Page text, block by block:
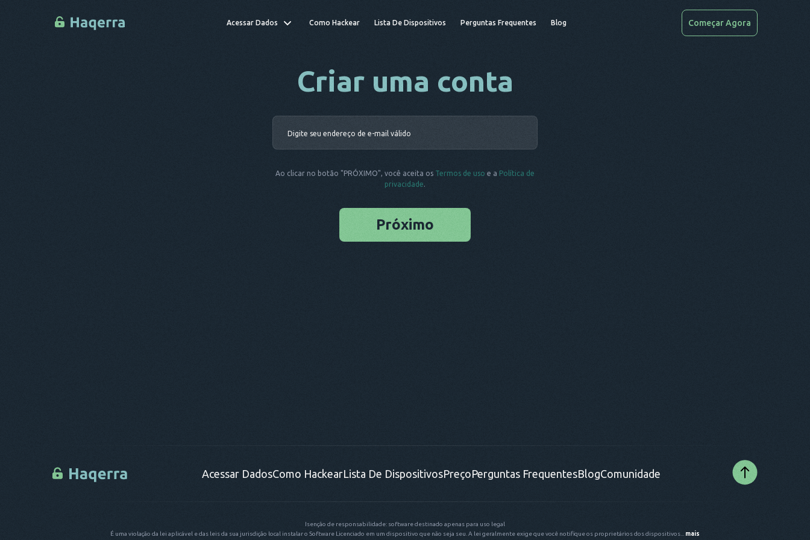
Acessar Dados Como Hackear Lista De Dispositivos Perguntas Frequentes Blog Começar Agora
Criar uma conta
Ao clicar no botão "PRÓXIMO", você aceita os Termos de uso e a Política de
privacidade.
Próximo
Acessar DadosComo HackearLista De DispositivosPreçoPerguntas FrequentesBlogComunidade
Isenção de responsabilidade: software destinado apenas para uso legal
É uma violação da lei aplicável e das leis da sua jurisdição local instalar o Software Licenciado em um dispositivo que não seja seu. A lei geralmente exige que você notifique os proprietários dos dispositivos...
mais